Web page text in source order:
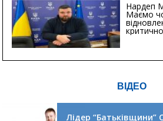
Нардеп
Маємо
ВІДЕО
Лідер